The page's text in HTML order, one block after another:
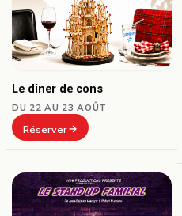
Le dîner de cons
DU 22 AU 23 AOÛT
Réserver